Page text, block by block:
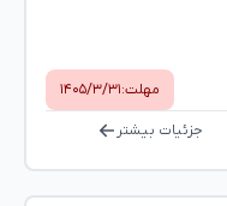
مهلت:۱۴۰۵/۳/۳۱
جزئیات بیشتر